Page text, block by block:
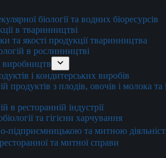
біології та водних біоресурсів
в тваринництві
та якості продукції тваринництва
в рослинництві
виробництв
і кондитерських виробів
продуктів з плодів, овочів і молока
в ресторанній індустрії
та гігієни харчування
підприємницькою та митною
та митної справи